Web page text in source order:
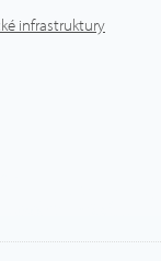
infrastruktury